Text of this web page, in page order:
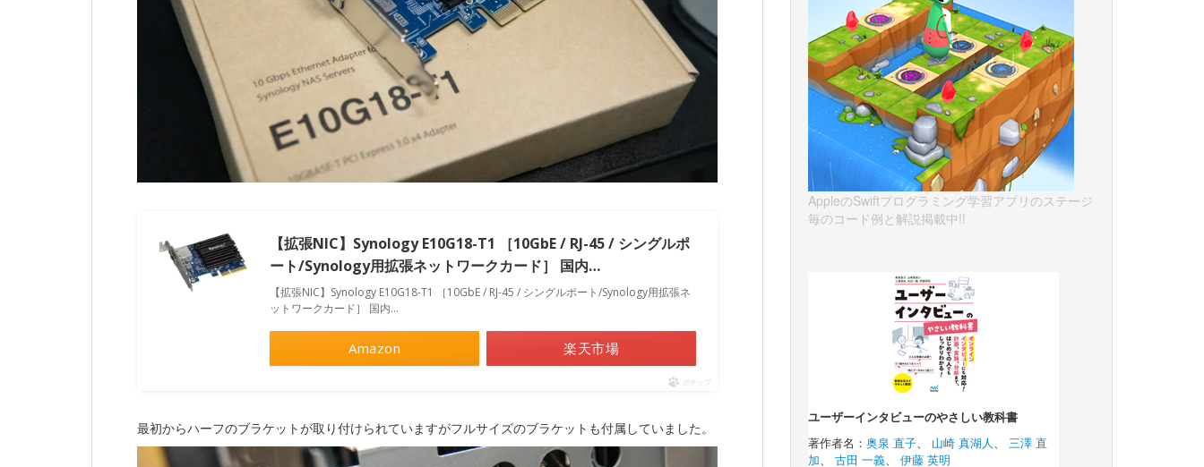
【拡張NIC】Synology E10G18-T1 ［10GbE / RJ-45 / シングルポ
ート/Synology用拡張ネットワークカード］ 国内…
【拡張NIC】Synology E10G18-T1 ［10GbE / RJ-45 / シングルポート/Synology用拡張ネ
ットワークカード］ 国内...
Amazon 楽天市場
ポチップ
最初からハーフのブラケットが取り付けられていますがフルサイズのブラケットも付属していました。
AppleのSwiftプログラミング学習アプリのステージ
毎のコード例と解説掲載中!!